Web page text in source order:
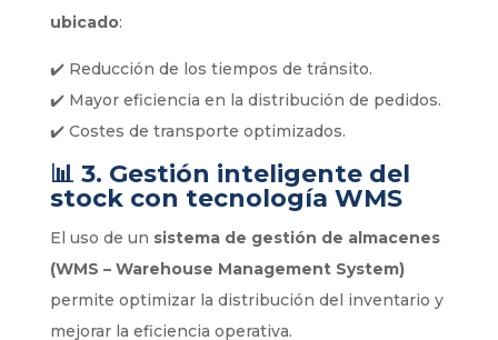
ubicado:
✔️ Reducción de los tiempos de tránsito.
✔️ Mayor eficiencia en la distribución de pedidos.
✔️ Costes de transporte optimizados.
📊 3. Gestión inteligente del
stock con tecnología WMS
El uso de un sistema de gestión de almacenes
(WMS – Warehouse Management System)
permite optimizar la distribución del inventario y
mejorar la eficiencia operativa.